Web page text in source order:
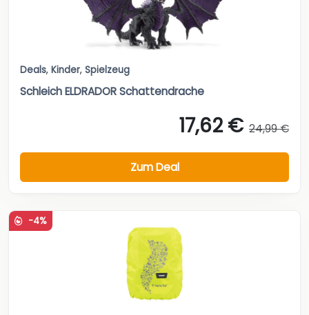
Deals, Kinder, Spielzeug
Schleich ELDRADOR Schattendrache
17,62 € 24,99 €
Zum Deal
-4%